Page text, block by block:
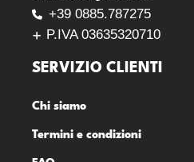
+39 0885.787275
P.IVA 03635320710
SERVIZIO CLIENTI
Chi siamo
Termini e condizioni